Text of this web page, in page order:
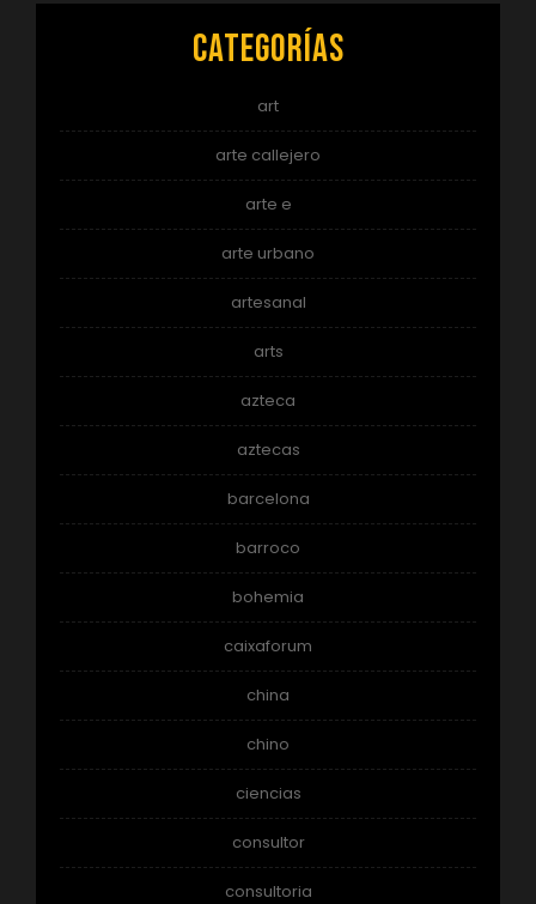
Categorías
art
arte callejero
arte e
arte urbano
artesanal
arts
azteca
aztecas
barcelona
barroco
bohemia
caixaforum
china
chino
ciencias
consultor
consultoria